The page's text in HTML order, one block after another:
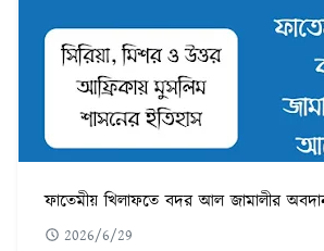
ফাতেমীয় খিলাফতে বদর আল জামালীর
2026/6/29